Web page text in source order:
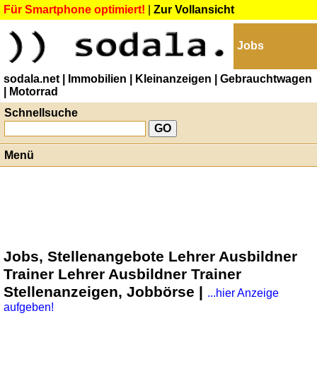
Für Smartphone optimiert! Zur Vollansicht
Jobs
sodala.net | Immobilien | Kleinanzeigen
| Gebrauchtwagen
| Motorrad
Schnellsuche
Menü
Jobs, Stellenangebote Lehrer Ausbildner
Trainer Lehrer Ausbildner Trainer
Stellenanzeigen, Jobbörse | ...hier Anzeige
aufgeben!